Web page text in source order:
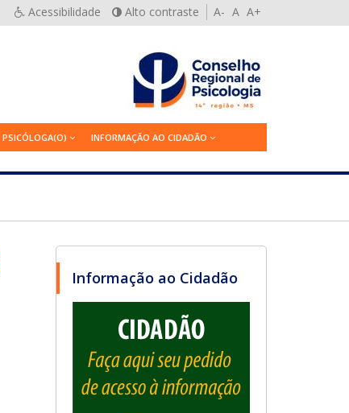
Acessibilidade Alto contraste A- A A+
PSICÓLOGA(O) INFORMAÇÃO AO CIDADÃO
Informação ao Cidadão